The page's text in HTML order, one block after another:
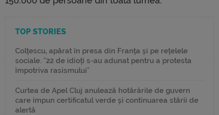
TOP STORIES
Colțescu, apărat în presa din Franța și pe rețelele
sociale. "22 de idioți s-au adunat pentru a protesta
împotriva rasismului"
Curtea de Apel Cluj anulează hotărârile de guvern
care impun certificatul verde și continuarea stării de
alertă